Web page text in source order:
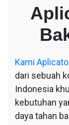
Kami
dari sebuah
Indonesia
kebutuhan
daya tahan